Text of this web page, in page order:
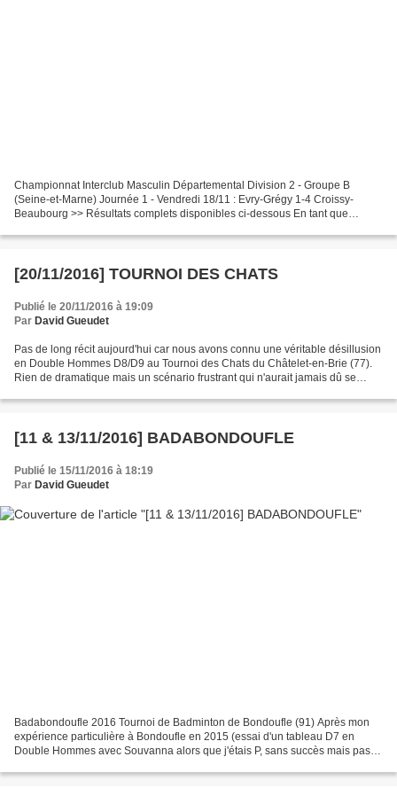
Championnat Interclub Masculin Départemental Division 2 - Groupe B
(Seine-et-Marne) Journée 1 - Vendredi 18/11 : Evry-Grégy 1-4 Croissy-
Beaubourg >> Résultats complets disponibles ci-dessous En tant que
[20/11/2016] TOURNOI DES CHATS
Publié le 20/11/2016 à 19:09
Par David Gueudet
Pas de long récit aujourd'hui car nous avons connu une véritable désillusion
en Double Hommes D8/D9 au Tournoi des Chats du Châtelet-en-Brie (77).
Rien de dramatique mais un scénario frustrant qui n'aurait jamais dû se
[11 & 13/11/2016] BADABONDOUFLE
Publié le 15/11/2016 à 18:19
Par David Gueudet
Badabondoufle 2016 Tournoi de Badminton de Bondoufle (91) Après mon
expérience particulière à Bondoufle en 2015 (essai d'un tableau D7 en
Double Hommes avec Souvanna alors que j'étais P, sans succès mais pas